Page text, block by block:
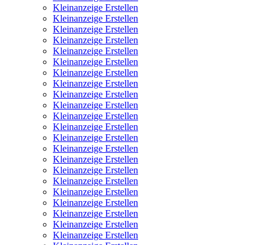
Kleinanzeige Erstellen
Kleinanzeige Erstellen
Kleinanzeige Erstellen
Kleinanzeige Erstellen
Kleinanzeige Erstellen
Kleinanzeige Erstellen
Kleinanzeige Erstellen
Kleinanzeige Erstellen
Kleinanzeige Erstellen
Kleinanzeige Erstellen
Kleinanzeige Erstellen
Kleinanzeige Erstellen
Kleinanzeige Erstellen
Kleinanzeige Erstellen
Kleinanzeige Erstellen
Kleinanzeige Erstellen
Kleinanzeige Erstellen
Kleinanzeige Erstellen
Kleinanzeige Erstellen
Kleinanzeige Erstellen
Kleinanzeige Erstellen
Kleinanzeige Erstellen